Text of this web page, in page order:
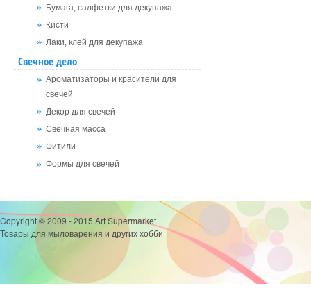
Бумага, салфетки для декупажа
Кисти
Лаки, клей для декупажа
Свечное дело
Ароматизаторы и красители для
свечей
Декор для свечей
Свечная масса
Фитили
Формы для свечей
Copyright © 2009 - 2015 Art Supermarket
Товары для мыловарения и других хобби